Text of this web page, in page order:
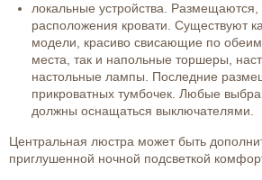
локальные устройства. Размещаются,
расположения кровати. Существуют
модели, красиво свисающие по
места, так и напольные торшеры,
настольные лампы. Последние
прикроватных тумбочек. Любые
должны оснащаться выключателями.
Центральная люстра может быть
приглушенной ночной подсветкой